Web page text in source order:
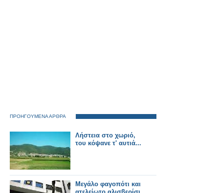
ΠΡΟΗΓΟΥΜΕΝΑ ΑΡΘΡΑ
Λήστεια στο χωριό,
του κόψανε τ' αυτιά...
Μεγάλο φαγοπότι και